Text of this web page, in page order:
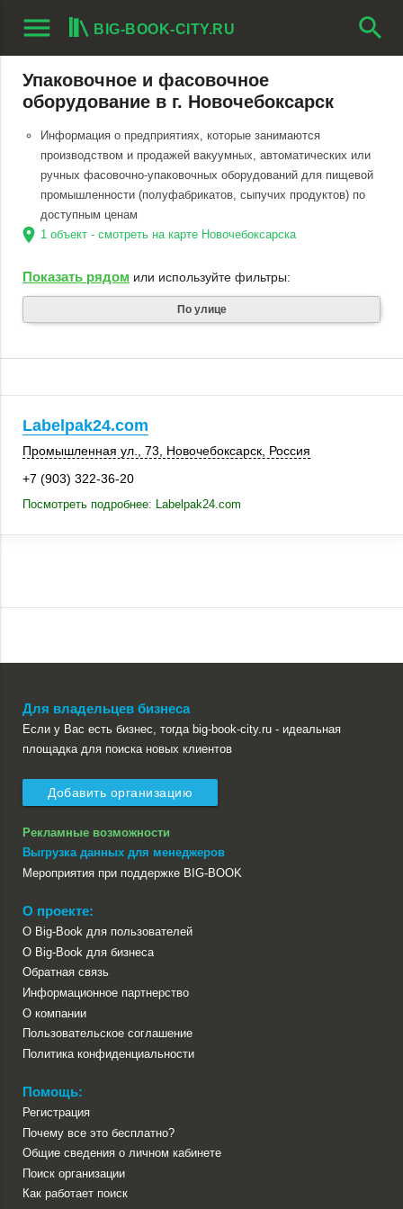
menu BIG-BOOK-CITY.RU search
Упаковочное и фасовочное
оборудование в г. Новочебоксарск
Информация о предприятиях, которые занимаются
производством и продажей вакуумных, автоматических или
ручных фасовочно-упаковочных оборудований для пищевой
промышленности (полуфабрикатов, сыпучих продуктов) по
доступным ценам
location_on 1 объект - смотреть на карте Новочебоксарска
Показать рядом или используйте фильтры:
По улице
Labelpak24.com
Промышленная ул., 73, Новочебоксарск Россия
+7 (903) 322-36-20
Посмотреть подробнее: Labelpak24.com
Для владельцев бизнеса
Если у Вас есть бизнес, тогда big-book-city.ru - идеальная
площадка для поиска новых клиентов
Добавить организацию
Рекламные возможности
Выгрузка данных для менеджеров
Мероприятия при поддержке BIG-BOOK
О проекте:
О Big-Book для пользователей
О Big-Book для бизнеса
Обратная связь
Информационное партнерство
О компании
Пользовательское соглашение
Политика конфиденциальности
Помощь:
Регистрация
Почему все это бесплатно?
Общие сведения о личном кабинете
Поиск организации
Как работает поиск